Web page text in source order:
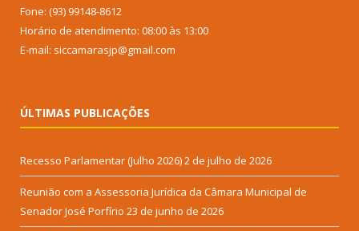
Fone: (93) 99148-8612
Horário de atendimento: 08:00 às 13:00
E-mail: siccamarasjp@gmail.com
ÚLTIMAS PUBLICAÇÕES
Recesso Parlamentar (Julho 2026)2 de julho de 2026
Reunião com a Assessoria Jurídica da Câmara Municipal de
Senador José Porfírio 23 de junho de 2026